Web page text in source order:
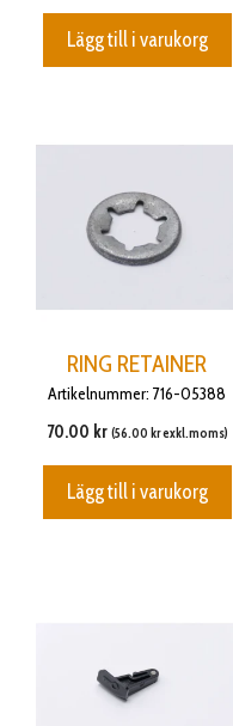
Lägg till i varukorg
RING RETAINER
Artikelnummer: 716-05388
70.00 kr (56.00 krexkl.moms)
Lägg till i varukorg